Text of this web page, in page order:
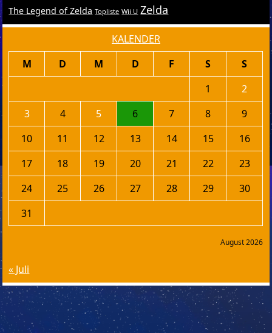
The Legend of Zelda Topliste Wii U Zelda
KALENDER
August 2026
M D M D F S
S
1
2
3
4 5 6 7 8
9
10
11 12 13 14 15
16
17
18 19 20 21 22
23
24
25 26 27 28 29
30
31
« Juli